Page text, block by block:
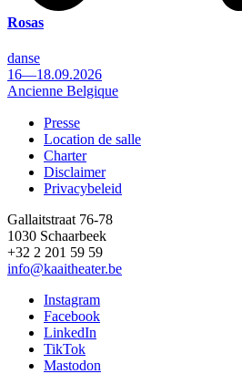
Rosas
danse
16—18.09.2026
Ancienne Belgique
Footer
Presse
Location de salle
Charter
Disclaimer
Privacybeleid
Gallaitstraat 76-78
1030 Schaarbeek
+32 2 201 59 59
info@kaaitheater.be
Instagram
Facebook
LinkedIn
TikTok
Mastodon